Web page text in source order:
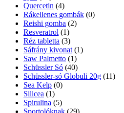
Quercetin (4)
Rákellenes gombák (0)
Reishi gomba (2)
Resveratrol (1)
Réz tabletta (3)
Sáfrány kivonat (1)
Saw Palmetto (1)
Schüssler Só (40)
Schüssler-só Globuli 20g (11)
Sea Kelp (0)
Silicea (1)
Spirulina (5)
Sportolóknak (29)